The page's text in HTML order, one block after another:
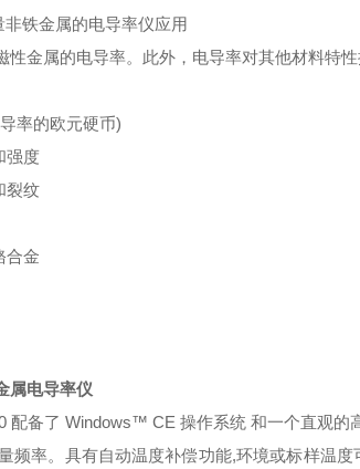
铁金属的电导率仪应用
性金属的电导率。此外，电导率对其他材料特
率的欧元硬币)
强度
裂纹
合金
属电导率仪
配备了 Windows™ CE 操作系统 和一个直观的
频率。具有自动温度补偿功能,环境或标样温